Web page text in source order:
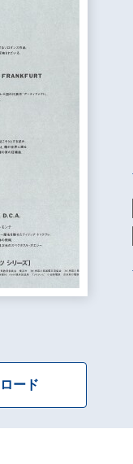
ード